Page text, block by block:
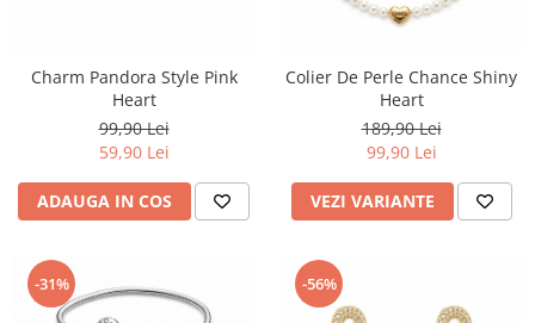
Charm Pandora Style Pink
Heart
99,90 Lei
59,90 Lei
ADAUGA IN COS
Colier De Perle Chance Shiny
Heart
189,90 Lei
99,90 Lei
VEZI VARIANTE
-31% -56%